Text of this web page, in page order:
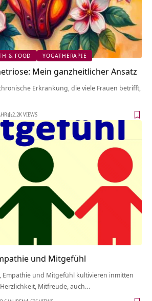
& FOOD YOGATHERAPIE
Mein ganzheitlicher Ansatz
Erkrankung, die viele Frauen betrifft,
2.2K VIEWS
und Mitgefühl
Empathie und Mitgefühl kultivieren inmitten
Mitfreude, auch…